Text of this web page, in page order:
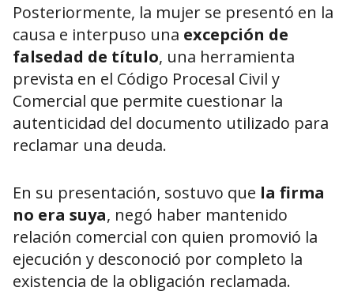
Posteriormente, la mujer se presentó en la
causa e interpuso una excepción de
falsedad de título, una herramienta
prevista en el Código Procesal Civil y
Comercial que permite cuestionar la
autenticidad del documento utilizado para
reclamar una deuda.
En su presentación, sostuvo que la firma
no era suya, negó haber mantenido
relación comercial con quien promovió la
ejecución y desconoció por completo la
existencia de la obligación reclamada.